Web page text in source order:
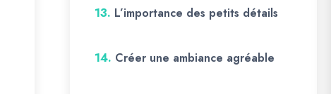
13. L’importance des petits détails
14. Créer une ambiance agréable